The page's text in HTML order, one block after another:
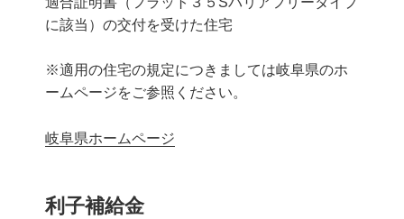
に該当）の交付を受けた住宅
※適用の住宅の規定につきましては岐阜県のホ
ームページをご参照ください。
岐阜県ホームページ
利子補給金